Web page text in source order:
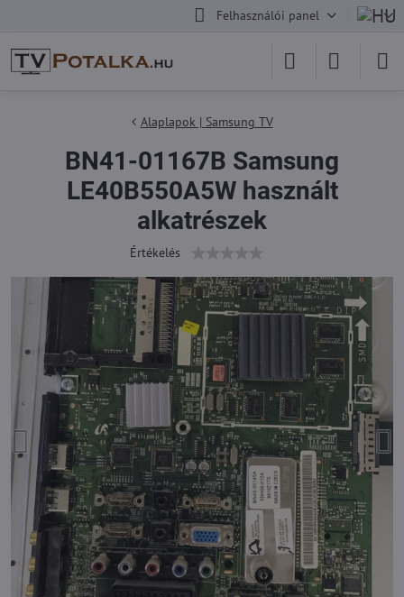
Felhasználói panel
Alaplapok | Samsung TV
BN41-01167B Samsung
LE40B550A5W használt
alkatrészek
Értékelés